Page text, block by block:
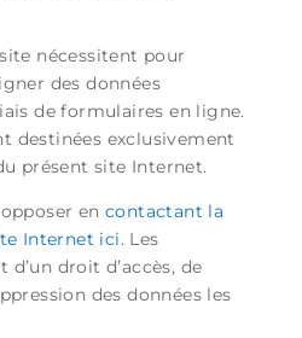
nécessitent pour
des données
de formulaires en ligne.
destinées exclusivement
présent site Internet.
en contactant la
Internet ici. Les
droit d’accès, de
des données les